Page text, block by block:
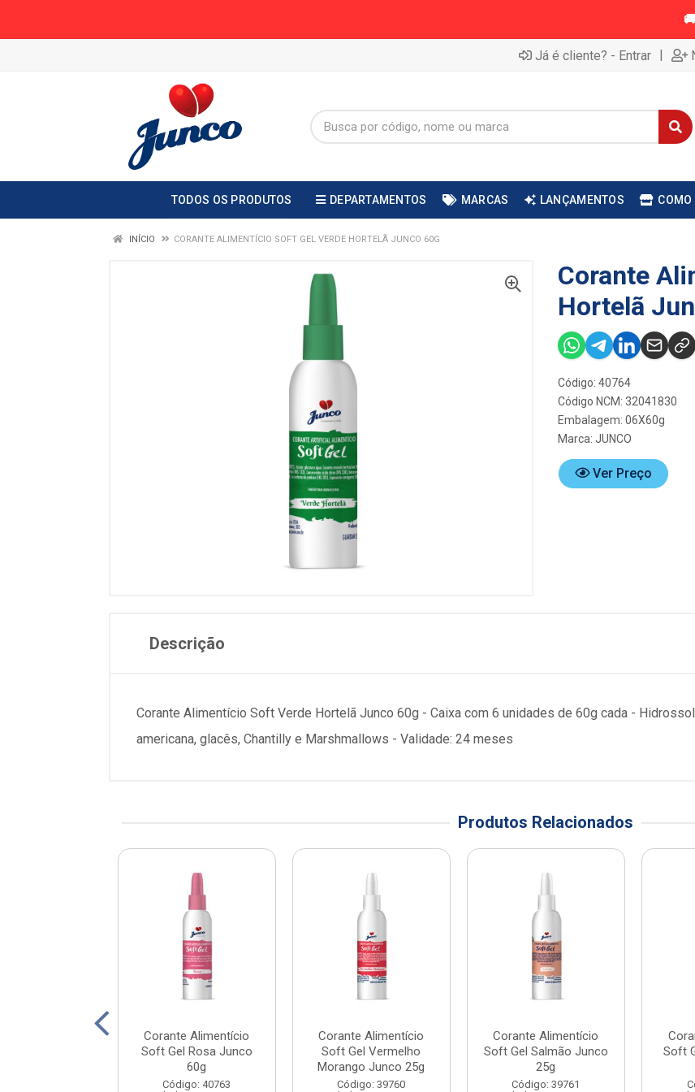
Já é cliente? - Entrar |
TODOS OS PRODUTOS DEPARTAMENTOS MARCAS LANÇAMENTOS COMO
INÍCIO CORANTE ALIMENTÍCIO SOFT GEL VERDE HORTELÃ JUNCO 60G
Corante
Hortelã
Código: 40764
Código NCM: 32041830
Embalagem: 06X60g
Marca: JUNCO
Ver Preço
Descrição
Corante Alimentício Soft Verde Hortelã Junco 60g - Caixa com 6 unidades de 60g cada -
americana, glacês, Chantilly e Marshmallows - Validade: 24 meses
Produtos Relacionados
Corante Alimentício
Soft Gel Rosa Junco
60g
Código: 40763
Corante Alimentício
Soft Gel Vermelho
Morango Junco 25g
Código: 39760
Corante Alimentício
Soft Gel Salmão Junco
25g
Código: 39761
Soft